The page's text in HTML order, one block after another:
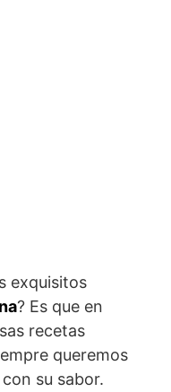
exquisitos
? Es que en
recetas
queremos
su sabor.